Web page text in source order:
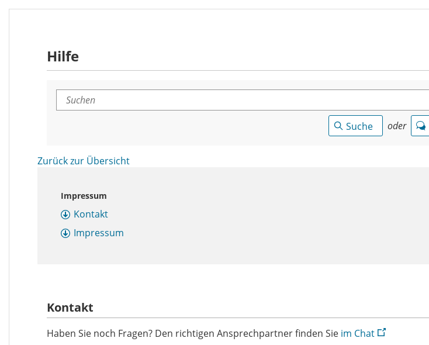
Hilfe
Suchen
Suche oder
Zurück zur Übersicht
Impressum
Kontakt
Impressum
Kontakt
Haben Sie noch Fragen? Den richtigen Ansprechpartner finden Sie im Chat